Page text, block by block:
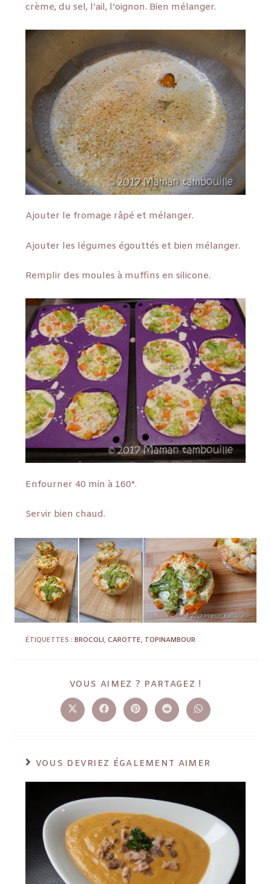
crème, du sel, l’ail, l’oignon. Bien mélanger.
Ajouter le fromage râpé et mélanger.
Ajouter les légumes égouttés et bien mélanger.
Remplir des moules à muffins en silicone.
Enfourner 40 min à 160°.
Servir bien chaud.
ÉTIQUETTES :BROCOLI, CAROTTE, TOPINAMBOUR
VOUS AIMEZ ? PARTAGEZ !
VOUS DEVRIEZ ÉGALEMENT AIMER